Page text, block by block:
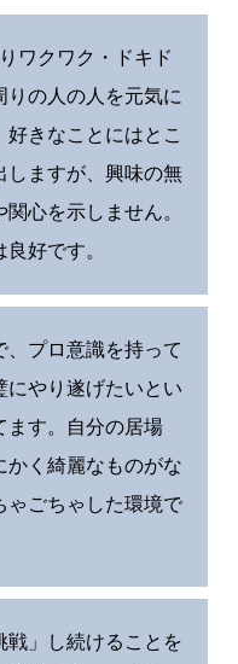
ワクワク・ドキド
りの人の人を元気に
きなことにはとこ
しますが、興味の無
心を示しません。
好です。
、プロ意識を持って
にやり遂げたいとい
ます。自分の居場
かく綺麗なものがな
ゃごちゃした環境で
戦」し続けることを